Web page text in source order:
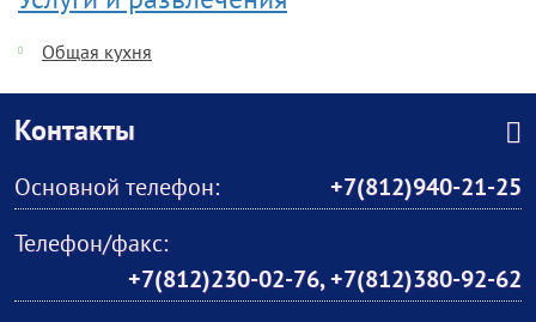
Общая кухня
Контакты
Основной телефон:
+7(812)940-21-25
Телефон/факс:
+7(812)230-02-76, +7(812)380-92-62